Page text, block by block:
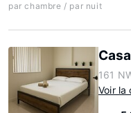
par chambre / par nuit
161
Voir la